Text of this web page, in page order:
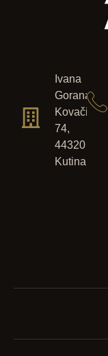
Ivana
Gorana
Kovačića
74,
44320
Kutina